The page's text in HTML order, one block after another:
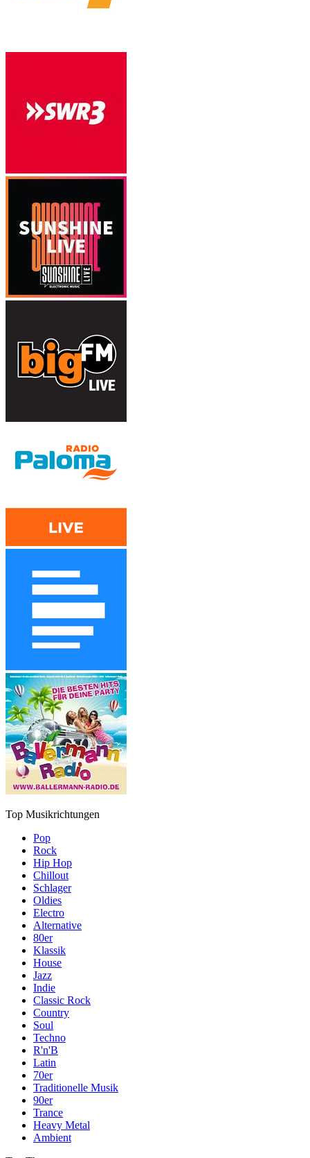
Top Musikrichtungen
Pop
Rock
Hip Hop
Chillout
Schlager
Oldies
Electro
Alternative
80er
Klassik
House
Jazz
Indie
Classic Rock
Country
Soul
Techno
R'n'B
Latin
70er
Traditionelle Musik
90er
Trance
Heavy Metal
Ambient